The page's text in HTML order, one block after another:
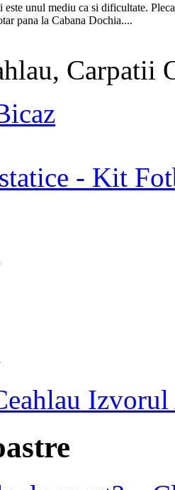
este unul mediu ca si dificultate.
pana la Cabana Dochia....
Carpatii
- Kit